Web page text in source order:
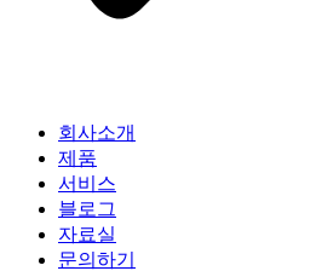
회사소개
제품
서비스
블로그
자료실
문의하기